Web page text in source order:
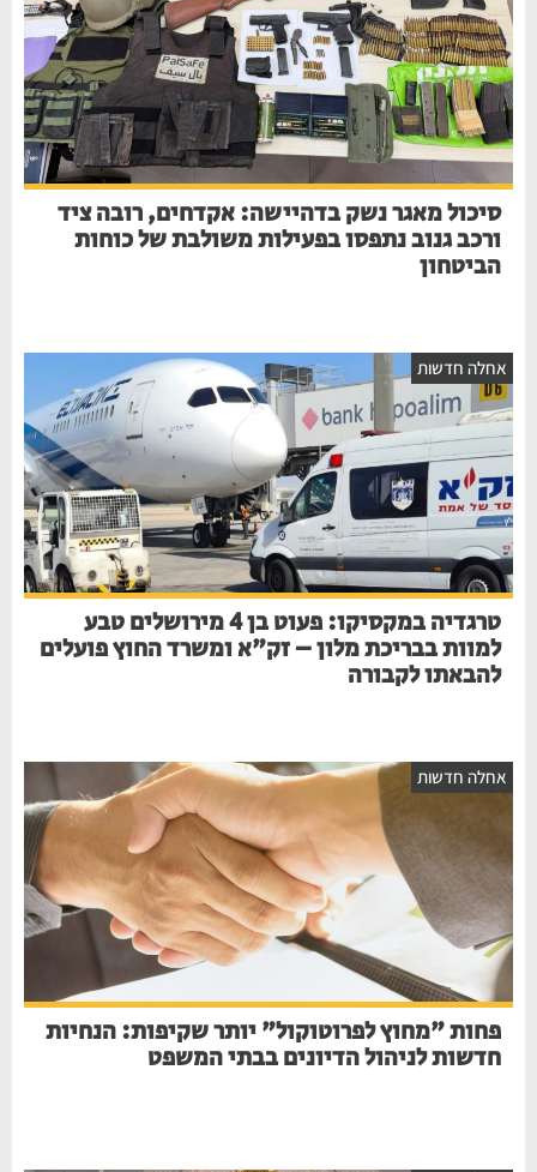
סיכול מאגר נשק בדהיישה: אקדחים, רובה ציד
ורכב גנוב נתפסו בפעילות משולבת של כוחות
הביטחון
אחלה חדשות
טרגדיה במקסיקו: פעוט בן 4 מירושלים טבע
למוות בבריכת מלון – זק"א ומשרד החוץ פועלים
להבאתו לקבורה
אחלה חדשות
פחות "מחוץ לפרוטוקול" יותר שקיפות: הנחיות
חדשות לניהול הדיונים בבתי המשפט